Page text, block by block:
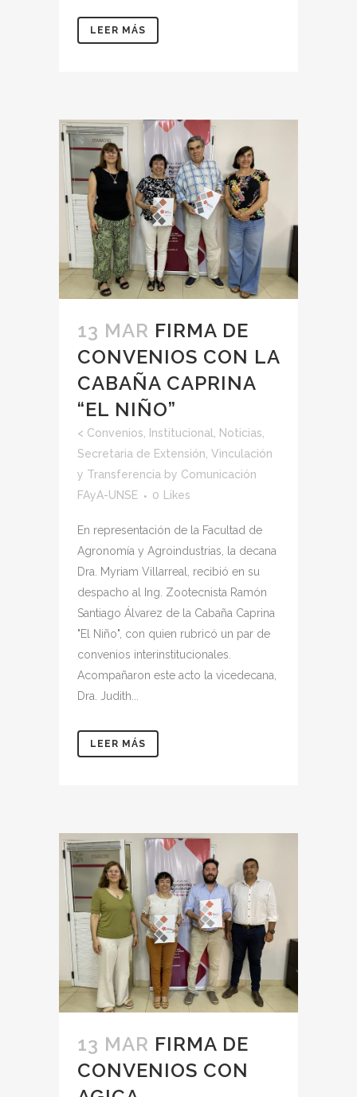
LEER MÁS
13 MAR FIRMA DE
CONVENIOS CON LA
CABAÑA CAPRINA
“EL NIÑO”
< Convenios, Institucional, Noticias,
Secretaria de Extensión, Vinculación
y Transferencia by Comunicación
FAyA-UNSE
0 Likes
En representación de la Facultad de
Agronomía y Agroindustrias, la decana
Dra. Myriam Villarreal, recibió en su
despacho al Ing. Zootecnista Ramón
Santiago Álvarez de la Cabaña Caprina
"El Niño", con quien rubricó un par de
convenios interinstitucionales.
Acompañaron este acto la vicedecana,
Dra. Judith...
LEER MÁS
13 MAR FIRMA DE
CONVENIOS CON